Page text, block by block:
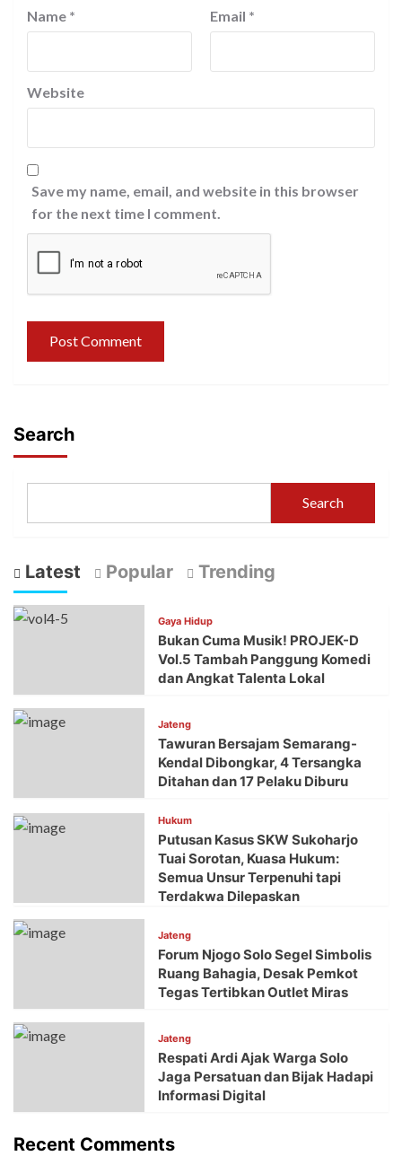
Name * Email *
Website
Save my name, email, and website in this browser
for the next time I comment.
Search
Search
Latest Popular Trending
Gaya Hidup
Bukan Cuma Musik! PROJEK-D
Vol.5 Tambah Panggung Komedi
dan Angkat Talenta Lokal
Jateng
Tawuran Bersajam Semarang-
Kendal Dibongkar, 4 Tersangka
Ditahan dan 17 Pelaku Diburu
Hukum
Putusan Kasus SKW Sukoharjo
Tuai Sorotan, Kuasa Hukum:
Semua Unsur Terpenuhi tapi
Terdakwa Dilepaskan
Jateng
Forum Njogo Solo Segel Simbolis
Ruang Bahagia, Desak Pemkot
Tegas Tertibkan Outlet Miras
Jateng
Respati Ardi Ajak Warga Solo
Jaga Persatuan dan Bijak Hadapi
Informasi Digital
Recent Comments